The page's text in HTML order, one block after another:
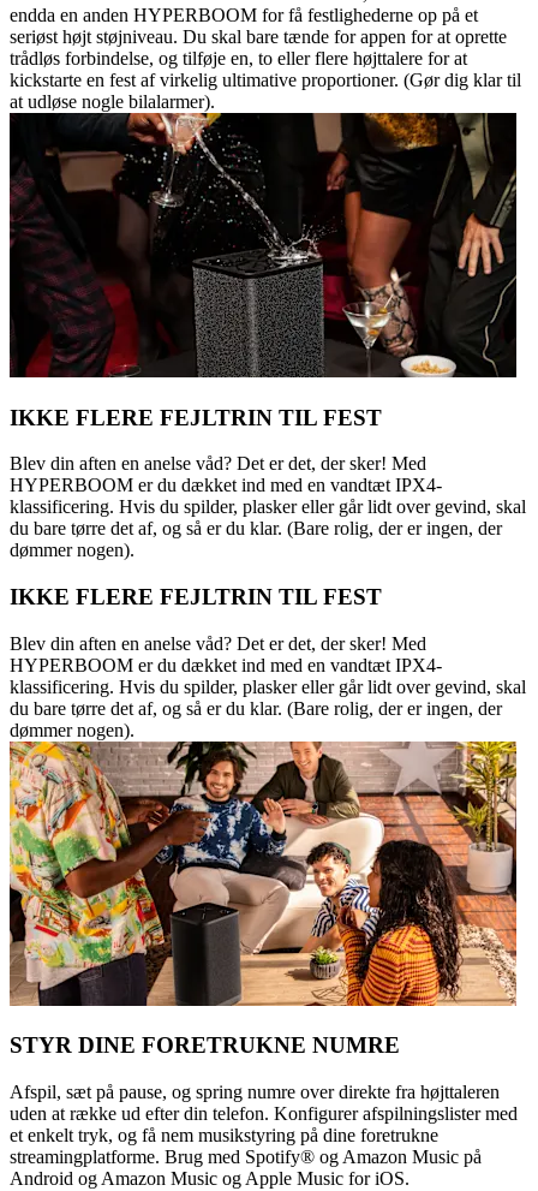
endda en anden HYPERBOOM for få festlighederne op på et
seriøst højt støjniveau. Du skal bare tænde for appen for at oprette
trådløs forbindelse, og tilføje en, to eller flere højttalere for at
kickstarte en fest af virkelig ultimative proportioner. (Gør dig klar til
at udløse nogle bilalarmer).
IKKE FLERE FEJLTRIN TIL FEST
Blev din aften en anelse våd? Det er det, der sker! Med
HYPERBOOM er du dækket ind med en vandtæt IPX4-
klassificering. Hvis du spilder, plasker eller går lidt over gevind, skal
du bare tørre det af, og så er du klar. (Bare rolig, der er ingen, der
dømmer nogen).
IKKE FLERE FEJLTRIN TIL FEST
Blev din aften en anelse våd? Det er det, der sker! Med
HYPERBOOM er du dækket ind med en vandtæt IPX4-
klassificering. Hvis du spilder, plasker eller går lidt over gevind, skal
du bare tørre det af, og så er du klar. (Bare rolig, der er ingen, der
dømmer nogen).
STYR DINE FORETRUKNE NUMRE
Afspil, sæt på pause, og spring numre over direkte fra højttaleren
uden at række ud efter din telefon. Konfigurer afspilningslister med
et enkelt tryk, og få nem musikstyring på dine foretrukne
streamingplatforme. Brug med Spotify® og Amazon Music på
Android og Amazon Music og Apple Music for iOS.